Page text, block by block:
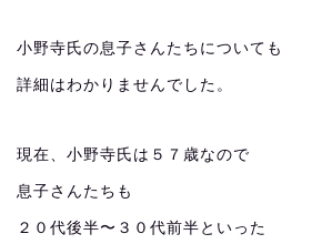
小野寺氏の息子さんたちについても
詳細はわかりませんでした。
現在、小野寺氏は５７歳なので
息子さんたちも
２０代後半〜３０代前半といった